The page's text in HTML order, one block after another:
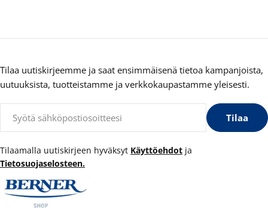
Tilaa uutiskirjeemme ja saat ensimmäisenä tietoa kampanjoista,
uutuuksista, tuotteistamme ja verkkokaupastamme yleisesti.
Tilaa
Tilaamalla uutiskirjeen hyväksyt Käyttöehdot ja
Tietosuojaselosteen.